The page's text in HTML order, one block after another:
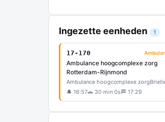
Ingezette eenheden 1
17-170
Ambulance hoogcomplexe zorg
Rotterdam-Rijnmond
Ambulance hoogcomplexe zorg
🔔 16:57🚗 30 min 0s 🏁 17:29